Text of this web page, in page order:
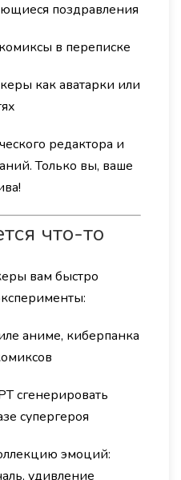
поздравления
в переписке
как аватарки или
редактора и
Только вы, ваше
что-то
вам быстро
аниме, киберпанка
сгенерировать
супергероя
эмоций:
удивление